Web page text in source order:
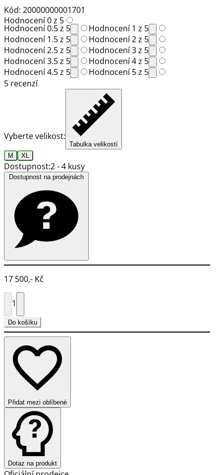
Kód: 20000000001701
Hodnocení 0 z 5
Hodnocení 0.5 z 5
Hodnocení 1 z 5
Hodnocení 1.5 z 5
Hodnocení 2 z 5
Hodnocení 2.5 z 5
Hodnocení 3 z 5
Hodnocení 3.5 z 5
Hodnocení 4 z 5
Hodnocení 4.5 z 5
Hodnocení 5 z 5
5 recenzí
Vyberte velikost:
Tabulka velikostí
M
XL
Dostupnost:2 - 4 kusy
17 500,- Kč
1
Do košíku
Přidat mezi oblíbené
Dotaz na produkt